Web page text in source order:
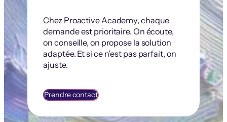
Chez Proactive Academy, chaque
demande est prioritaire. On écoute,
on conseille, on propose la solution
adaptée. Et si ce n’est pas parfait, on
ajuste.
Prendre contact